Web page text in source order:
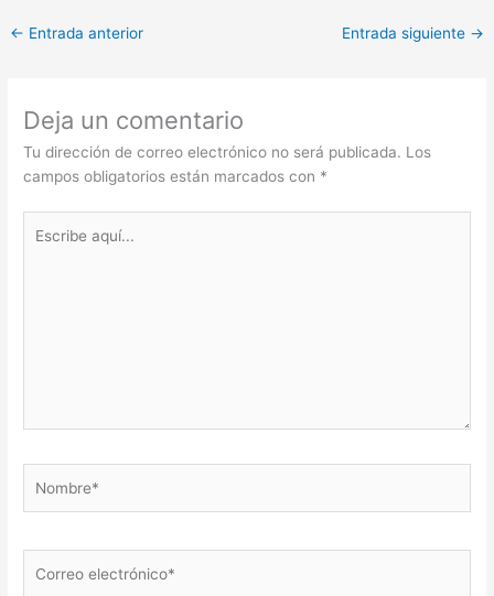
← Entrada anterior Entrada siguiente →
Deja un comentario
Tu dirección de correo electrónico no será publicada. Los
campos obligatorios están marcados con *
aquí...
electrónico*